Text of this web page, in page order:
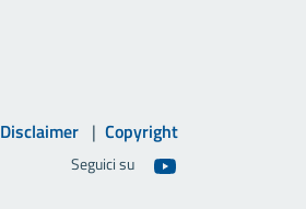
Disclaimer Copyright
Seguici su